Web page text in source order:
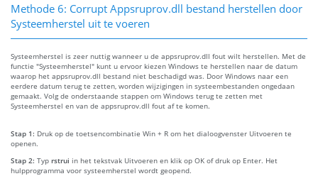
Methode 6: Corrupt Appsruprov.dll bestand herstellen door
Systeemherstel uit te voeren
Systeemherstel is zeer nuttig wanneer u de appsruprov.dll fout wilt herstellen. Met de
functie "Systeemherstel" kunt u ervoor kiezen Windows te herstellen naar de datum
waarop het appsruprov.dll bestand niet beschadigd was. Door Windows naar een
eerdere datum terug te zetten, worden wijzigingen in systeembestanden ongedaan
gemaakt. Volg de onderstaande stappen om Windows terug te zetten met
Systeemherstel en van de appsruprov.dll fout af te komen.
Stap 1: Druk op de toetsencombinatie Win + R om het dialoogvenster Uitvoeren te
openen.
Stap 2: Typ rstrui in het tekstvak Uitvoeren en klik op OK of druk op Enter. Het
hulpprogramma voor systeemherstel wordt geopend.